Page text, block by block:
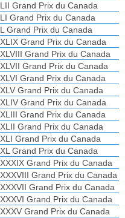
LII Grand Prix du Canada
LI Grand Prix du Canada
L Grand Prix du Canada
XLIX Grand Prix du Canada
XLVIII Grand Prix du Canada
XLVII Grand Prix du Canada
XLVI Grand Prix du Canada
XLV Grand Prix du Canada
XLIV Grand Prix du Canada
XLIII Grand Prix du Canada
XLII Grand Prix du Canada
XLI Grand Prix du Canada
XL Grand Prix du Canada
XXXIX Grand Prix du Canada
XXXVIII Grand Prix du Canada
XXXVII Grand Prix du Canada
XXXVI Grand Prix du Canada
XXXV Grand Prix du Canada